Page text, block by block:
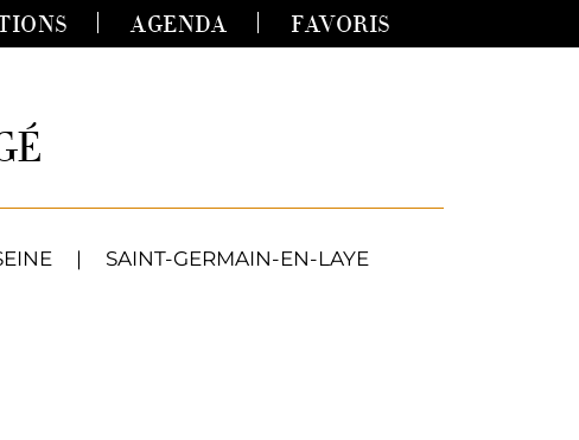
AGENDA FAVORIS
| SAINT-GERMAIN-EN-LAYE